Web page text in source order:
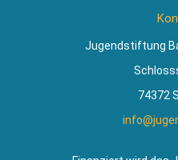
Jugendstiftung
74372